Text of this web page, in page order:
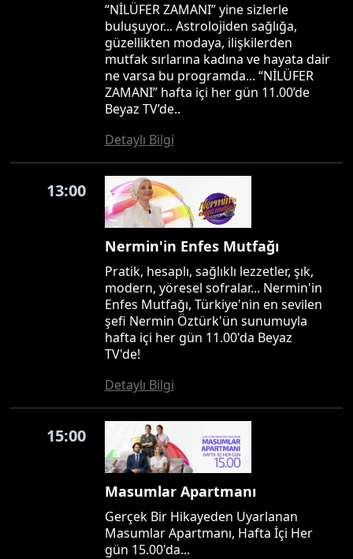
“NİLÜFER ZAMANI” yine sizlerle
buluşuyor... Astrolojiden sağlığa,
güzellikten modaya, ilişkilerden
mutfak sırlarına kadına ve hayata dair
ne varsa bu programda... “NİLÜFER
ZAMANI” hafta içi her gün 11.00’de
Beyaz TV’de..
Detaylı Bilgi
13:00
Nermin'in Enfes Mutfağı
Pratik, hesaplı, sağlıklı lezzetler, şık,
modern, yöresel sofralar... Nermin'in
Enfes Mutfağı, Türkiye'nin en sevilen
şefi Nermin Öztürk'ün sunumuyla
hafta içi her gün 11.00'da Beyaz
TV'de!
Detaylı Bilgi
15:00
Masumlar Apartmanı
Gerçek Bir Hikayeden Uyarlanan
Masumlar Apartmanı, Hafta İçi Her
gün 15.00'da...